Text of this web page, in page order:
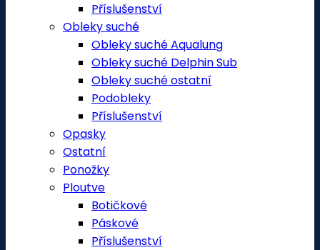
Příslušenství
Obleky suché
Obleky suché Aqualung
Obleky suché Delphin Sub
Obleky suché ostatní
Podobleky
Příslušenství
Opasky
Ostatní
Ponožky
Ploutve
Botičkové
Páskové
Příslušenství